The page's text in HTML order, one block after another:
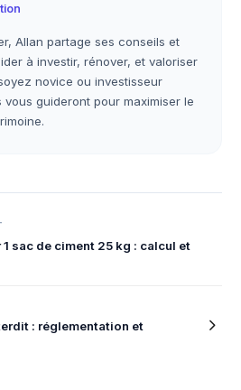
Allan partage ses conseils et
à investir, rénover, et valoriser
novice ou investisseur
guideront pour maximiser le
sac de ciment 25 kg : calcul et
: réglementation et